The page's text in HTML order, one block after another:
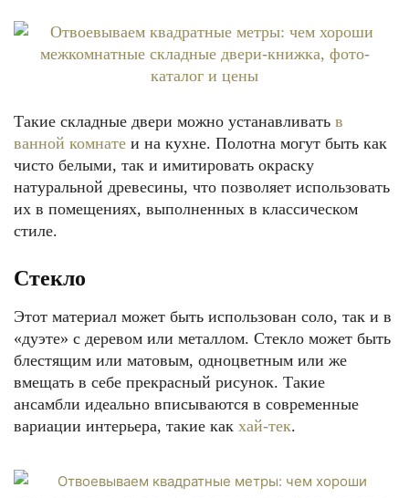
Такие складные двери можно устанавливать в
ванной комнате и на кухне. Полотна могут быть как
чисто белыми, так и имитировать окраску
натуральной древесины, что позволяет использовать
их в помещениях, выполненных в классическом
стиле.
Стекло
Этот материал может быть использован соло, так и в
«дуэте» с деревом или металлом. Стекло может быть
блестящим или матовым, одноцветным или же
вмещать в себе прекрасный рисунок. Такие
ансамбли идеально вписываются в современные
вариации интерьера, такие как хай-тек.